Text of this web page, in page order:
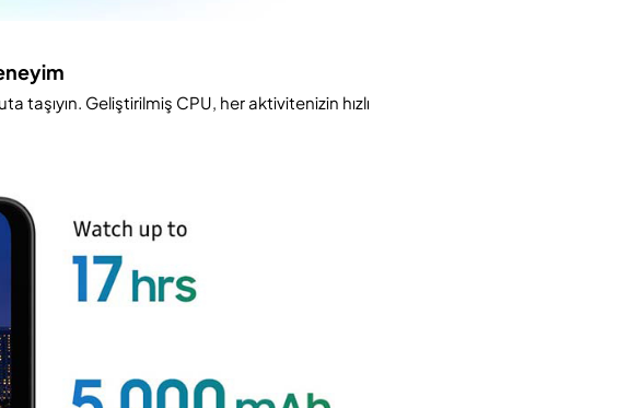
Geliştirilmiş CPU, her aktivitenizin hızlı